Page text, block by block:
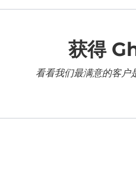
获得
看看我们最满意的客户